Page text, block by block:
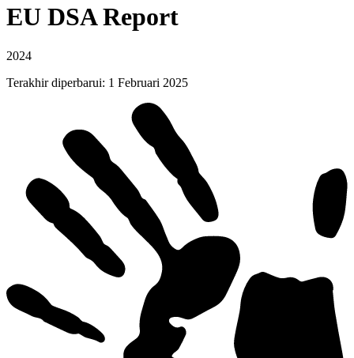
EU DSA Report
2024
Terakhir diperbarui: 1 Februari 2025